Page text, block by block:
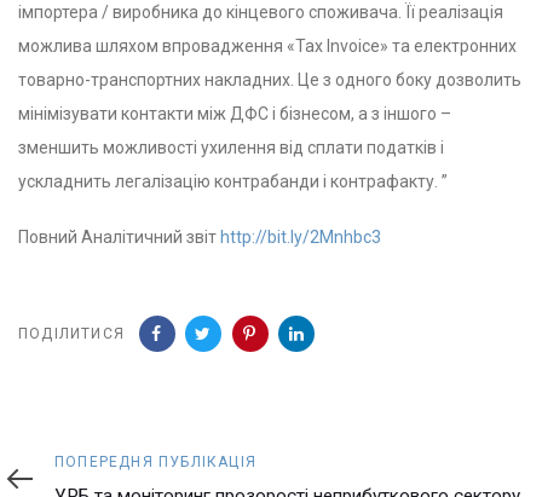
імпортера / виробника до кінцевого споживача. Її реалізація
можлива шляхом впровадження «Tax Invoice» та електронних
товарно-транспортних накладних. Це з одного боку дозволить
мінімізувати контакти між ДФС і бізнесом, а з іншого –
зменшить можливості ухилення від сплати податків і
ускладнить легалізацію контрабанди і контрафакту. ”
Повний Аналітичний звіт http://bit.ly/2Mnhbc3
ПОДІЛИТИСЯ
Попередня
публікація
ПОПЕРЕДНЯ ПУБЛІКАЦІЯ